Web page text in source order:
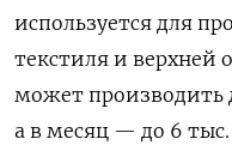
используется для
текстиля и верхней
может производить
а в месяц — до 6 тыс.